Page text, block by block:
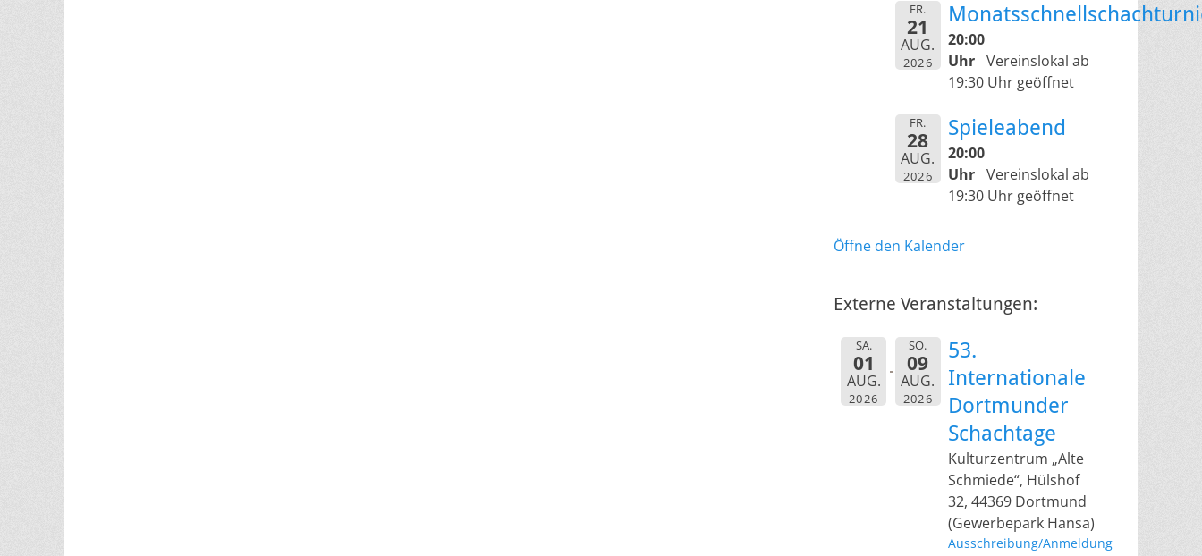
FR.
21
AUG.
2026
20:00
Uhr Vereinslokal ab
19:30 Uhr geöffnet
FR.
28
AUG.
2026
Spieleabend
20:00
Uhr Vereinslokal ab
19:30 Uhr geöffnet
Öffne den Kalender
Externe Veranstaltungen:
SA.
01
AUG.
2026
SO.
09
AUG.
2026
53.
Internationale
Dortmunder
Schachtage
Kulturzentrum „Alte
Schmiede“, Hülshof
32, 44369 Dortmund
(Gewerbepark Hansa)
Ausschreibung/Anmeldung